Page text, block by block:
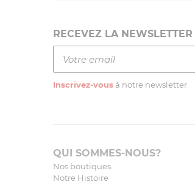
RECEVEZ LA NEWSLETTER
Inscrivez-vous à notre newsletter
QUI SOMMES-NOUS?
Nos boutiques
Notre Histoire